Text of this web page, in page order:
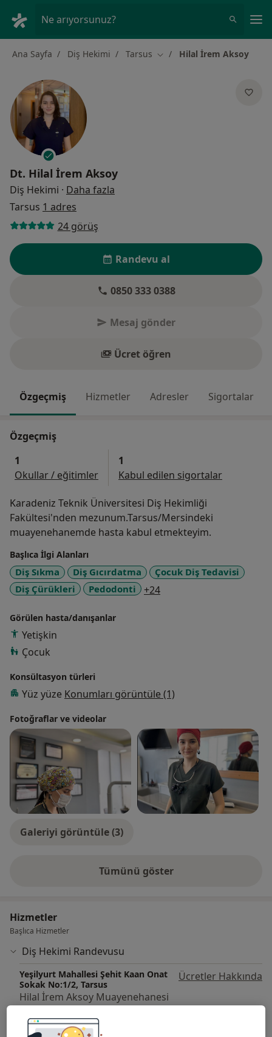
Ne arıyorsunuz?
Ana Sayfa Diş Hekimi Tarsus Şehir değiştir
Hilal İrem Aksoy
Dt. Hilal İrem Aksoy
Diş Hekimi · Daha fazla
Tarsus 1 adres
24 görüş
Randevu al
0850 333 0388
Mesaj gönder
Ücret öğren
Özgeçmiş Hizmetler Adresler Sigortalar
Özgeçmiş
1
Okullar / eğitimler
1
Kabul edilen sigortalar
Karadeniz Teknik Üniversitesi Diş Hekimliği
Fakültesi'nden mezunum.Tarsus/Mersindeki
muayenehanemde hasta kabul etmekteyim.
Başlıca İlgi Alanları
Diş Sıkma Diş Gıcırdatma
Çocuk Diş Tedavisi
Diş Çürükleri
Pedodonti +24a11y_sr_more_diseases
Görülen hasta/danışanlar
Yetişkin
Çocuk
Konsültasyon türleri
Yüz yüze Konumları görüntüle (1)
Fotoğraflar ve videolar
Galeriyi görüntüle (3)
Tümünü gösterdeneyim hakkında
Hizmetler
Başlıca Hizmetler
Diş Hekimi Randevusu
Yeşilyurt Mahallesi Şehit Kaan Onat
Sokak No:1/2, Tarsus
Ücretler Hakkında
Hilal İrem Aksoy Muayenehanesi
Diğer Hizmetler